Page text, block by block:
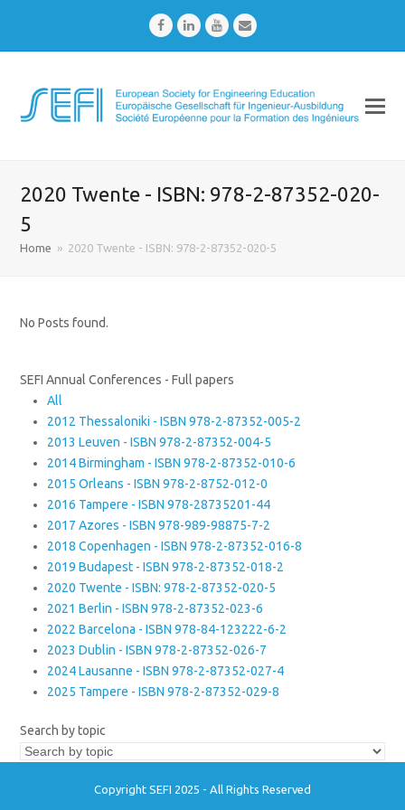
FacebookLinkedInYoutubeEmail
2020 Twente - ISBN: 978-2-87352-020-
5
Home » 2020 Twente - ISBN: 978-2-87352-020-5
No Posts found.
SEFI Annual Conferences - Full papers
All
2012 Thessaloniki - ISBN 978-2-87352-005-2
2013 Leuven - ISBN 978-2-87352-004-5
2014 Birmingham - ISBN 978-2-87352-010-6
2015 Orleans - ISBN 978-2-8752-012-0
2016 Tampere - ISBN 978-28735201-44
2017 Azores - ISBN 978-989-98875-7-2
2018 Copenhagen - ISBN 978-2-87352-016-8
2019 Budapest - ISBN 978-2-87352-018-2
2020 Twente - ISBN: 978-2-87352-020-5
2021 Berlin - ISBN 978-2-87352-023-6
2022 Barcelona - ISBN 978-84-123222-6-2
2023 Dublin - ISBN 978-2-87352-026-7
2024 Lausanne - ISBN 978-2-87352-027-4
2025 Tampere - ISBN 978-2-87352-029-8
Search by topic
Copyright SEFI 2025 - All Rights Reserved